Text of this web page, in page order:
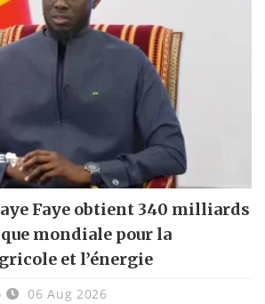
Faye obtient 340 milliards
mondiale pour la
et l’énergie
06 Aug 2026